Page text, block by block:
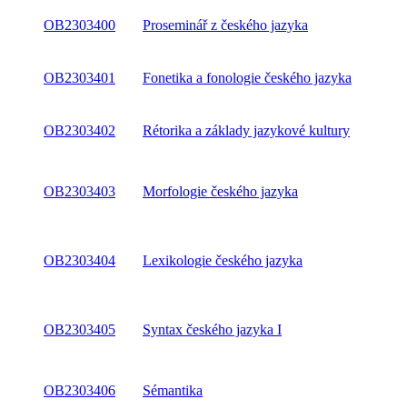
OB2303400 Proseminář z českého jazyka
OB2303401 Fonetika a fonologie českého jazyka
OB2303402 Rétorika a základy jazykové kultury
OB2303403 Morfologie českého jazyka
OB2303404 Lexikologie českého jazyka
OB2303405 Syntax českého jazyka I
OB2303406 Sémantika